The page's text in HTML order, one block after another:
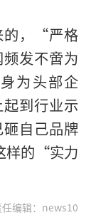
的，“严格
发不啻为
为头部企
到行业示
自己品牌
样的“实力
任编辑：news10